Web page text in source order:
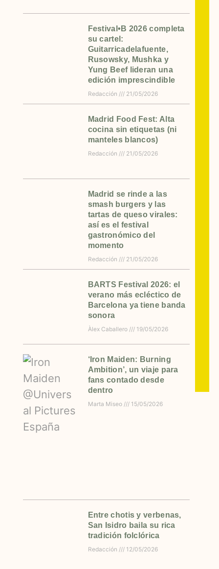
Festival•B 2026 completa
su cartel:
Guitarricadelafuente,
Rusowsky, Mushka y
Yung Beef lideran una
edición imprescindible
Redacción 21/05/2026
Madrid Food Fest: Alta
cocina sin etiquetas (ni
manteles blancos)
Redacción 21/05/2026
Madrid se rinde a las
smash burgers y las
tartas de queso virales:
así es el festival
gastronómico del
momento
Redacción 21/05/2026
BARTS Festival 2026: el
verano más ecléctico de
Barcelona ya tiene banda
sonora
Àlex Caballero 19/05/2026
‘Iron Maiden: Burning
Ambition’, un viaje para
fans contado desde
dentro
Marta Miseo 15/05/2026
Entre chotis y verbenas,
San Isidro baila su rica
tradición folclórica
Redacción 12/05/2026